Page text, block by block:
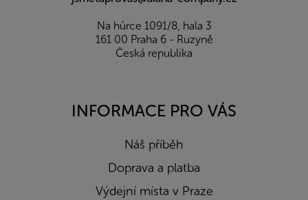
Na hůrce 1091/8, hala 3
161 00 Praha 6 - Ruzyně
Česká republika
INFORMACE PRO VÁS
Náš příběh
Doprava a platba
Výdejní místa v Praze